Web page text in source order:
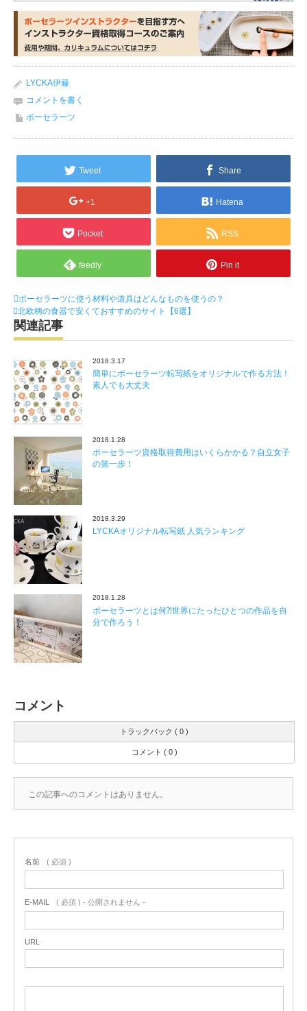
LYCKA伊藤
コメントを書く
ポーセラーツ
Tweet Share
+1 Hatena
Pocket RSS
feedly Pin it
ポーセラーツに使う材料や道具はどんなものを使うの？
北欧柄の食器で安くておすすめのサイト【6選】
関連記事
2018.3.17
簡単にポーセラーツ転写紙をオリジナルで作る方法！
素人でも大丈夫
2018.1.28
ポーセラーツ資格取得費用はいくらかかる？自立女子
の第一歩！
2018.3.29
LYCKAオリジナル転写紙 人気ランキング
2018.1.28
ポーセラーツとは何⁈世界にたったひとつの作品を自
分で作ろう！
コメント
トラックバック ( 0 )
コメント ( 0 )
この記事へのコメントはありません。
名前 ( 必須 )
E-MAIL ( 必須 ) - 公開されません -
URL